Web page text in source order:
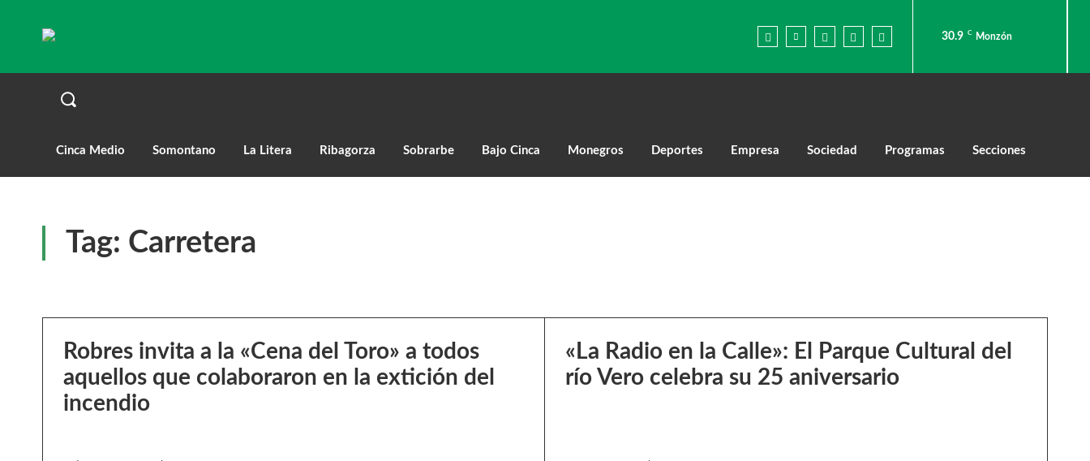
30.9 C Monzón
Cinca Medio Somontano La Litera Ribagorza Sobrarbe Bajo Cinca Monegros Deportes Empresa Sociedad Programas Secciones
Tag: Carretera
Robres invita a la «Cena del Toro» a todos
aquellos que colaboraron en la extición del
incendio
«La Radio en la Calle»: El Parque Cultural del
río Vero celebra su 25 aniversario